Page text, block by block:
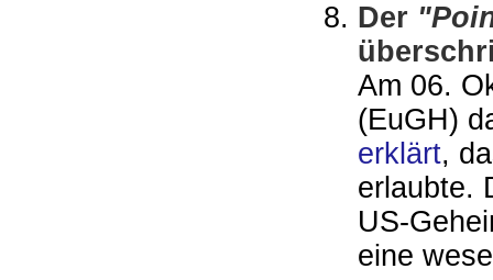
Der
Am 06.
(EuGH)
erklärt,
erlaubte.
US-
eine